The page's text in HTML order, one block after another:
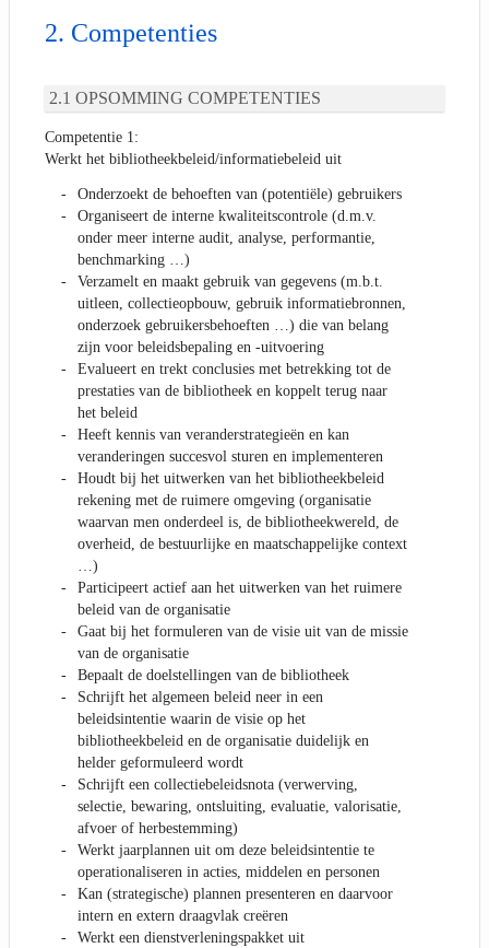
Competenties
OPSOMMING COMPETENTIES
Competentie 1:
Werkt het bibliotheekbeleid/informatiebeleid uit
Onderzoekt de behoeften van (potentiële) gebruikers
Organiseert de interne kwaliteitscontrole (d.m.v.
onder meer interne audit, analyse, performantie,
benchmarking …)
Verzamelt en maakt gebruik van gegevens (m.b.t.
uitleen, collectieopbouw, gebruik informatiebronnen,
onderzoek gebruikersbehoeften …) die van belang
zijn voor beleidsbepaling en -uitvoering
Evalueert en trekt conclusies met betrekking tot de
prestaties van de bibliotheek en koppelt terug naar
het beleid
Heeft kennis van veranderstrategieën en kan
veranderingen succesvol sturen en implementeren
Houdt bij het uitwerken van het bibliotheekbeleid
rekening met de ruimere omgeving (organisatie
waarvan men onderdeel is, de bibliotheekwereld, de
overheid, de bestuurlijke en maatschappelijke context
…)
Participeert actief aan het uitwerken van het ruimere
beleid van de organisatie
Gaat bij het formuleren van de visie uit van de missie
van de organisatie
Bepaalt de doelstellingen van de bibliotheek
Schrijft het algemeen beleid neer in een
beleidsintentie waarin de visie op het
bibliotheekbeleid en de organisatie duidelijk en
helder geformuleerd wordt
Schrijft een collectiebeleidsnota (verwerving,
selectie, bewaring, ontsluiting, evaluatie, valorisatie,
afvoer of herbestemming)
Werkt jaarplannen uit om deze beleidsintentie te
operationaliseren in acties, middelen en personen
Kan (strategische) plannen presenteren en daarvoor
intern en extern draagvlak creëren
Werkt een dienstverleningspakket uit